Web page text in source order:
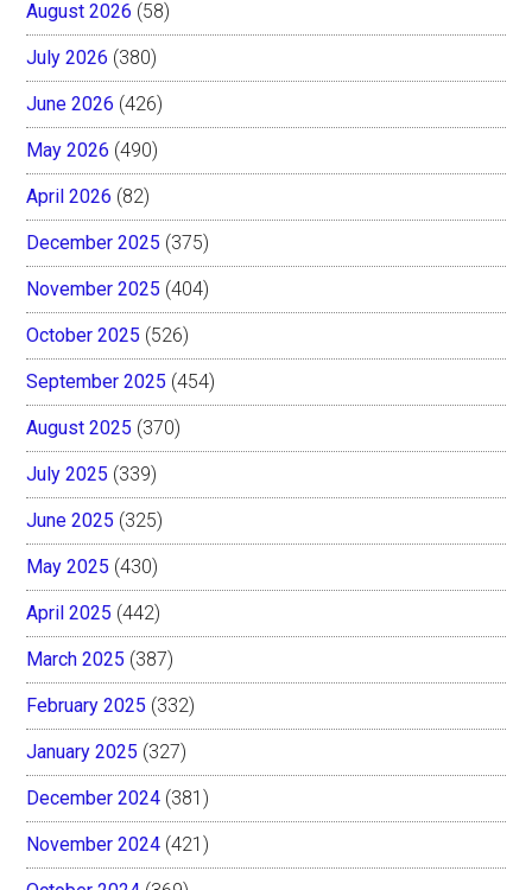
August 2026 (58)
July 2026 (380)
June 2026 (426)
May 2026 (490)
April 2026 (82)
December 2025 (375)
November 2025 (404)
October 2025 (526)
September 2025 (454)
August 2025 (370)
July 2025 (339)
June 2025 (325)
May 2025 (430)
April 2025 (442)
March 2025 (387)
February 2025 (332)
January 2025 (327)
December 2024 (381)
November 2024 (421)